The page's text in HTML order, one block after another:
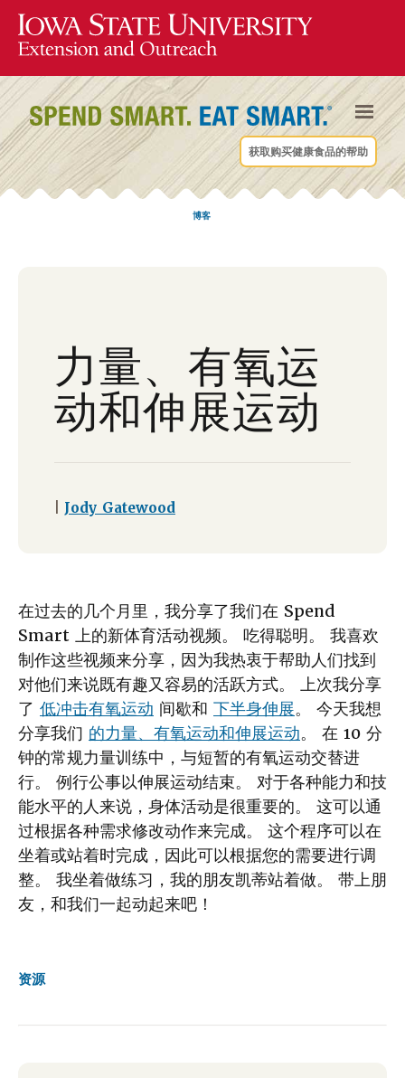
获取购买健康食品的帮助
博客
力量、有氧运
动和伸展运动
Jody Gatewood
在过去的几个月里，我分享了我们在 Spend
Smart 上的新体育活动视频。 吃得聪明。 我喜欢
制作这些视频来分享，因为我热衷于帮助人们找到
对他们来说既有趣又容易的活跃方式。 上次我分享
了 低冲击有氧运动 间歇和 下半身伸展。 今天我想
分享我们 的力量、有氧运动和伸展运动。 在 10 分
钟的常规力量训练中，与短暂的有氧运动交替进
行。 例行公事以伸展运动结束。 对于各种能力和技
能水平的人来说，身体活动是很重要的。 这可以通
过根据各种需求修改动作来完成。 这个程序可以在
坐着或站着时完成，因此可以根据您的需要进行调
整。 我坐着做练习，我的朋友凯蒂站着做。 带上朋
友，和我们一起动起来吧！
资源